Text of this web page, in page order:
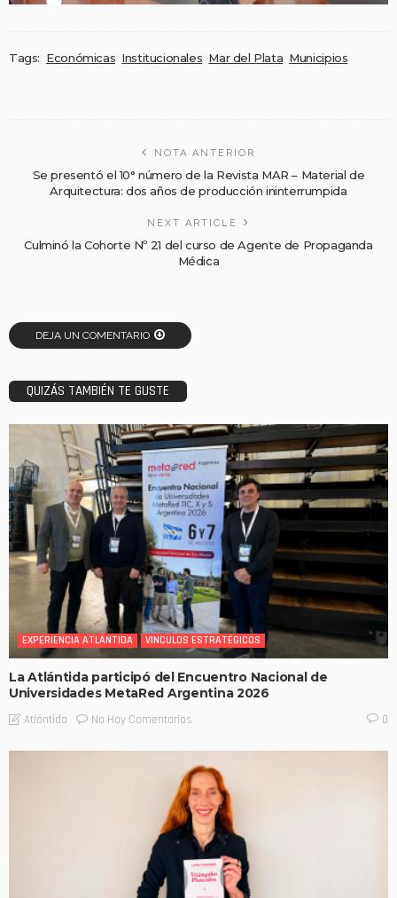
Tags: Económicas Institucionales Mar del Plata Municipios
NOTA ANTERIOR
Se presentó el 10° número de la Revista MAR – Material de
Arquitectura: dos años de producción ininterrumpida
NEXT ARTICLE
Culminó la Cohorte Nº 21 del curso de Agente de Propaganda
Médica
DEJA UN COMENTARIO
QUIZÁS TAMBIÉN TE GUSTE
EXPERIENCIA ATLÁNTIDA VINCULOS ESTRATÉGICOS
La Atlántida participó del Encuentro Nacional de
Universidades MetaRed Argentina 2026
Atlántida No Hay Comentarios 0